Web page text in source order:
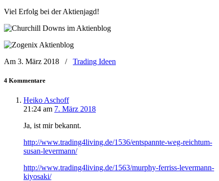
Viel Erfolg bei der Aktienjagd!
Am 3. März 2018 / Trading Ideen
4 Kommentare
Heiko Aschoff
21:24 am 7. März 2018
Ja, ist mir bekannt.
http://www.trading4living.de/1536/entspannte-weg-reichtum-
susan-levermann/
http://www.trading4living.de/1563/murphy-ferriss-levermann-
kiyosaki/